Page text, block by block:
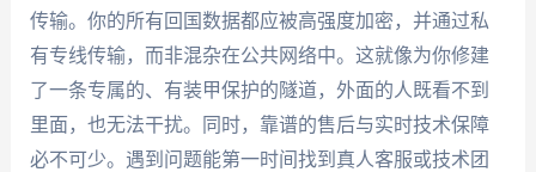
传输。你的所有回国数据都应被高强度加密，并通过私
有专线传输，而非混杂在公共网络中。这就像为你修建
了一条专属的、有装甲保护的隧道，外面的人既看不到
里面，也无法干扰。同时，靠谱的售后与实时技术保障
必不可少。遇到问题能第一时间找到真人客服或技术团